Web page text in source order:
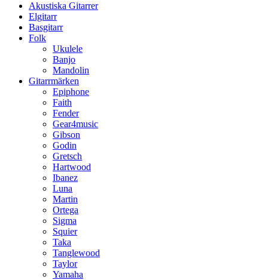
Akustiska Gitarrer
Elgitarr
Basgitarr
Folk
Ukulele
Banjo
Mandolin
Gitarrmärken
Epiphone
Faith
Fender
Gear4music
Gibson
Godin
Gretsch
Hartwood
Ibanez
Luna
Martin
Ortega
Sigma
Squier
Taka
Tanglewood
Taylor
Yamaha